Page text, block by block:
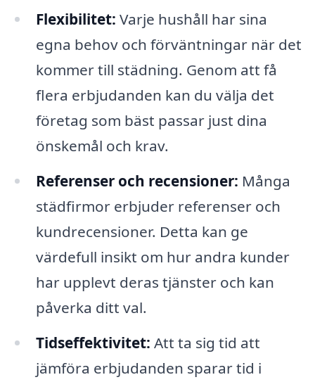
Flexibilitet: Varje hushåll har sina
egna behov och förväntningar när det
kommer till städning. Genom att få
flera erbjudanden kan du välja det
företag som bäst passar just dina
önskemål och krav.
Referenser och recensioner: Många
städfirmor erbjuder referenser och
kundrecensioner. Detta kan ge
värdefull insikt om hur andra kunder
har upplevt deras tjänster och kan
påverka ditt val.
Tidseffektivitet: Att ta sig tid att
jämföra erbjudanden sparar tid i